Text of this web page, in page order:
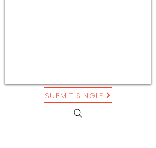
SUBMIT SINGLE